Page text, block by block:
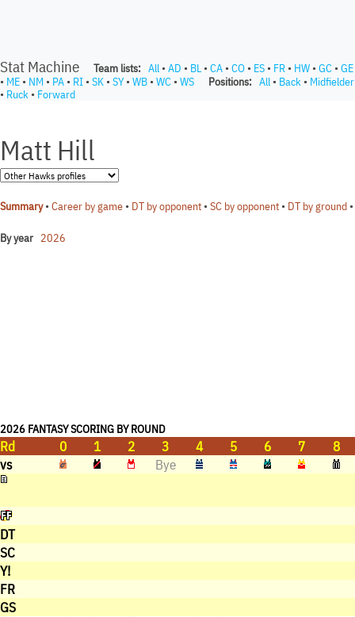
Stat Machine Team lists: All • AD • BL • CA • CO • ES • FR • HW • GC • GE
• ME • NM • PA • RI • SK • SY• WB • WC • WS Positions: All • Back • Midfielder
• Ruck • Forward